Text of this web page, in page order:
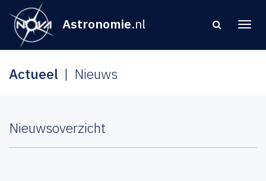
Astronomie.nl
Actueel Nieuws
Nieuwsoverzicht